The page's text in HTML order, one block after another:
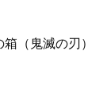
（鬼滅の刃）